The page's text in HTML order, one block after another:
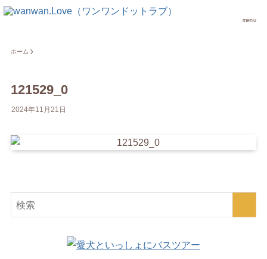
menu
ホーム
121529_0
2024年11月21日